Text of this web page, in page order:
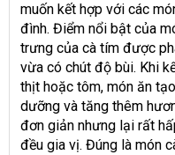
muốn kết hợp với các
đình. Điểm nổi bật của
trưng của cà tím được
vừa có chút độ bùi. Khi
thịt hoặc tôm, món ăn
dưỡng và tăng thêm
đơn giản nhưng lại rất
đều gia vị. Đúng là món